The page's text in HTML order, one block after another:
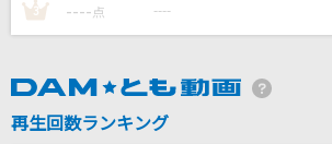
空
DREAMS COME TRUE
3 ---- 点 ----
再生回数ランキング